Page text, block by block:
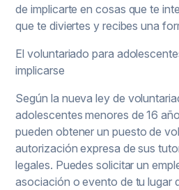
de implicarte en cosas que te
que te diviertes y recibes una
El voluntariado para
implicarse
Según la nueva ley de
adolescentes menores de 16
pueden obtener un puesto de
autorización expresa de sus
legales. Puedes solicitar un
asociación o evento de tu lugar